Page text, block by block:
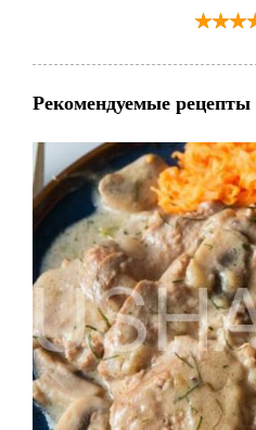
Рекомендуемые рецепты